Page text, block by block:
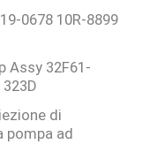
0678 10R-8899
Assy 32F61-
di
pompa ad